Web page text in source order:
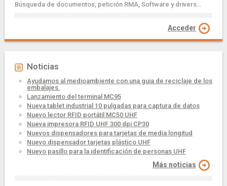
Búsqueda de documentos, petición RMA, Software y drivers...
Acceder
Noticias
Ayudamos al medioambiente con una guia de reciclaje de los
embalajes.
Lanzamiento del terminal MC95
Nueva tablet industrial 10 pulgadas para captura de datos
Nuevo lector RFID portátil MC50 UHF
Nueva impresora RFID UHF 300 dpi CP30
Nuevos dispensadores para tarjetas de media longitud
Nuevo dispensador tarjetas plástico UHF
Nuevo pasillo para la identificación de personas UHF
Más noticias